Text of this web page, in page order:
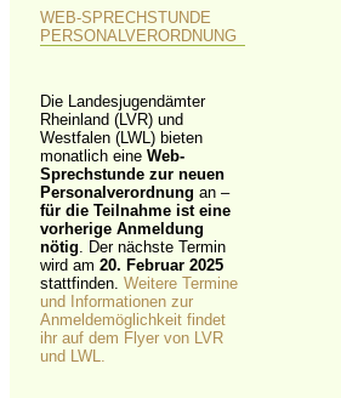
WEB-SPRECHSTUNDE
PERSONALVERORDNUNG
Die Landesjugendämter
Rheinland (LVR) und
Westfalen (LWL) bieten
monatlich eineWeb-
Sprechstunde zur neuen
Personalverordnung an –
für die Teilnahme ist eine
vorherige Anmeldung
nötig . Der nächste Termin
wird am20. Februar 2025
stattfinden.Weitere Termine
und Informationen zur
Anmeldemöglichkeit findet
ihr auf dem Flyer von LVR
und LWL.